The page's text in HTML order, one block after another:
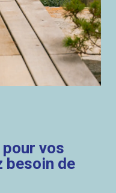
vos
besoin de